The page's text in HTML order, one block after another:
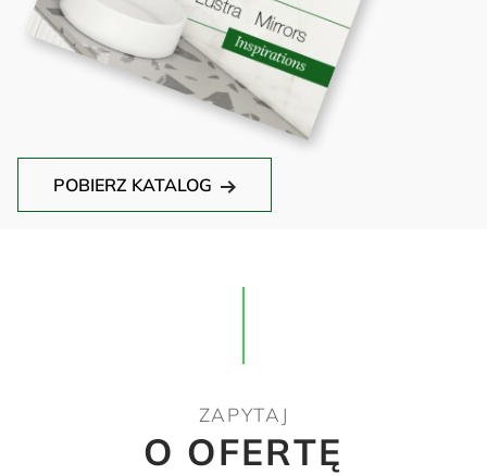
POBIERZ KATALOG
ZAPYTAJ
O OFERTĘ